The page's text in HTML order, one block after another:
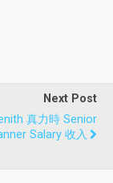
Next Post
真力時 Senior
Salary 收入